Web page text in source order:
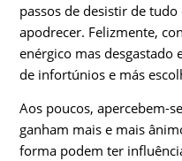
passos de desistir de tudo
apodrecer. Felizmente,
enérgico mas
de infortúnios e más
Aos poucos, apercebem-
ganham mais e mais
forma podem ter